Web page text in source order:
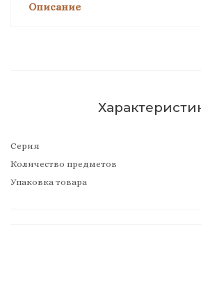
Описание
Серия
Количество предметов
Упаковка товара